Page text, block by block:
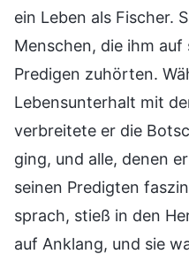
ein Leben als Fischer.
Menschen, die ihm auf
Predigen zuhörten.
Lebensunterhalt mit
verbreitete er die
ging, und alle, denen
seinen Predigten
sprach, stieß in den
auf Anklang, und sie